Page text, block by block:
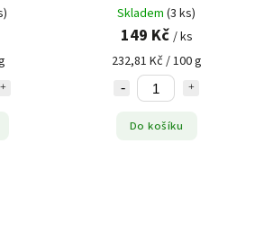
Skladem (3 ks)
149 Kč / ks
232,81 Kč / 100 g
Do košíku